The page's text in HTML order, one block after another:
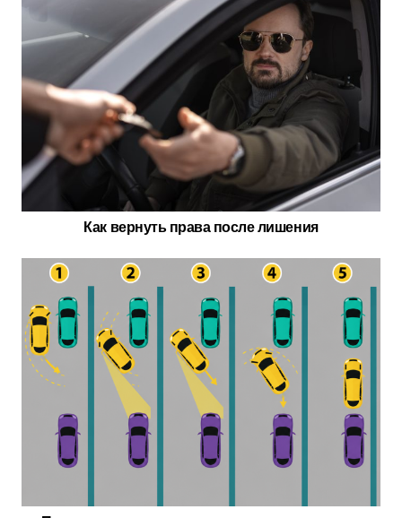
Как вернуть права после лишения